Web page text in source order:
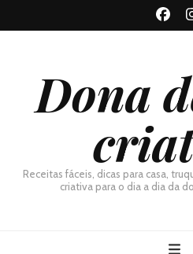
Dona
Receitas fáceis, dicas para casa,
criativa para o dia a dia da